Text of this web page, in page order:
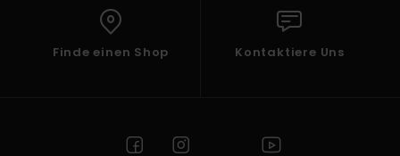
Finde einen Shop Kontaktiere Uns